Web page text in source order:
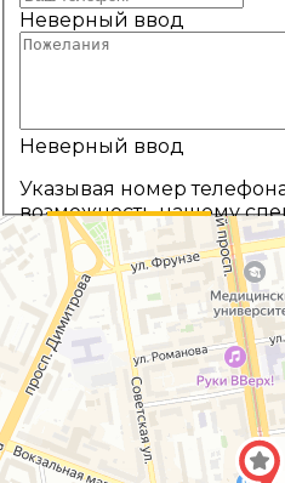
Неверный ввод
Неверный ввод
Указывая номер телефона, Вы
возможность нашему специалисту задать вам
уточняющие вопросы и предложить выбор
наиболее подходящей
Назад